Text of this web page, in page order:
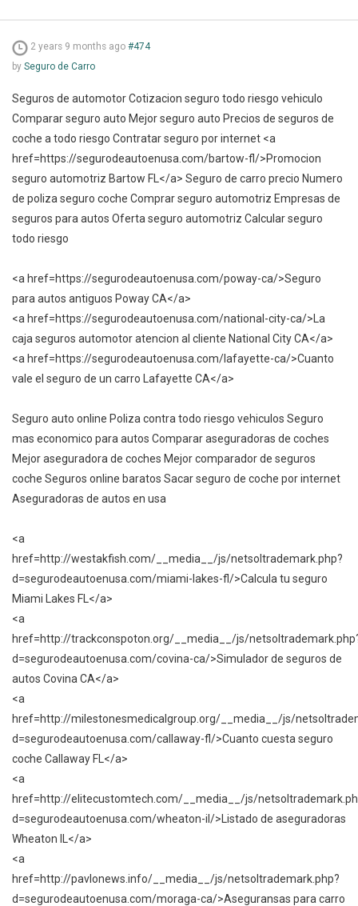
2 years 9 months ago #474
by Seguro de Carro
Seguros de automotor Cotizacion seguro todo riesgo vehiculo
Comparar seguro auto Mejor seguro auto Precios de seguros de
coche a todo riesgo Contratar seguro por internet <a
href=https://segurodeautoenusa.com/bartow-fl/>Promocion
seguro automotriz Bartow FL</a> Seguro de carro precio Numero
de poliza seguro coche Comprar seguro automotriz Empresas de
seguros para autos Oferta seguro automotriz Calcular seguro
todo riesgo
<a href=https://segurodeautoenusa.com/poway-ca/>Seguro
para autos antiguos Poway CA</a>
<a href=https://segurodeautoenusa.com/national-city-ca/>La
caja seguros automotor atencion al cliente National City CA</a>
<a href=https://segurodeautoenusa.com/lafayette-ca/>Cuanto
vale el seguro de un carro Lafayette CA</a>
Seguro auto online Poliza contra todo riesgo vehiculos Seguro
mas economico para autos Comparar aseguradoras de coches
Mejor aseguradora de coches Mejor comparador de seguros
coche Seguros online baratos Sacar seguro de coche por internet
Aseguradoras de autos en usa
<a
href=http://westakfish.com/__media__/js/netsoltrademark.php?
d=segurodeautoenusa.com/miami-lakes-fl/>Calcula tu seguro
Miami Lakes FL</a>
<a
href=http://trackconspoton.org/__media__/js/
d=segurodeautoenusa.com/covina-ca/>Simulador de seguros de
autos Covina CA</a>
<a
href=http://milestonesmedicalgroup.org/__media__/js/
d=segurodeautoenusa.com/callaway-fl/>Cuanto cuesta seguro
coche Callaway FL</a>
<a
href=http://elitecustomtech.com/__media__/js/
d=segurodeautoenusa.com/wheaton-il/>Listado de aseguradoras
Wheaton IL</a>
<a
href=http://pavlonews.info/__media__/js/netsoltrademark.php?
d=segurodeautoenusa.com/moraga-ca/>Aseguransas para carro